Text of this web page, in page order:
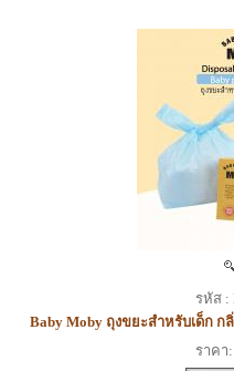
รหัส :
Baby Moby ถุงขยะสำหรับเด็ก ก
ราคา